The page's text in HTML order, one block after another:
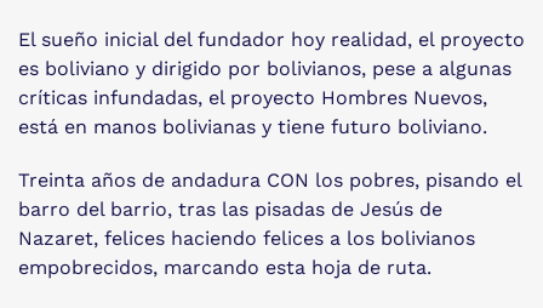
El sueño inicial del fundador hoy realidad, el proyecto
es boliviano y dirigido por bolivianos, pese a algunas
críticas infundadas, el proyecto Hombres Nuevos,
está en manos bolivianas y tiene futuro boliviano.
Treinta años de andadura CON los pobres, pisando el
barro del barrio, tras las pisadas de Jesús de
Nazaret, felices haciendo felices a los bolivianos
empobrecidos, marcando esta hoja de ruta.